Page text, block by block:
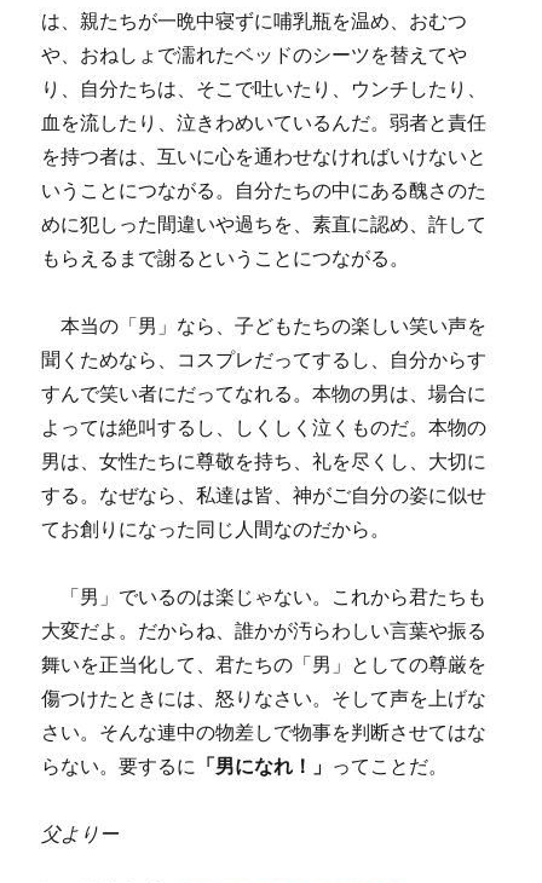
は、親たちが一晩中寝ずに哺乳瓶を温め、おむつ
や、おねしょで濡れたベッドのシーツを替えてや
り、自分たちは、そこで吐いたり、ウンチしたり、
血を流したり、泣きわめいているんだ。弱者と責任
を持つ者は、互いに心を通わせなければいけないと
いうことにつながる。自分たちの中にある醜さのた
めに犯しった間違いや過ちを、素直に認め、許して
もらえるまで謝るということにつながる。
本当の「男」なら、子どもたちの楽しい笑い声を
聞くためなら、コスプレだってするし、自分からす
すんで笑い者にだってなれる。本物の男は、場合に
よっては絶叫するし、しくしく泣くものだ。本物の
男は、女性たちに尊敬を持ち、礼を尽くし、大切に
する。なぜなら、私達は皆、神がご自分の姿に似せ
てお創りになった同じ人間なのだから。
「男」でいるのは楽じゃない。これから君たちも
大変だよ。だからね、誰かが汚らわしい言葉や振る
舞いを正当化して、君たちの「男」としての尊厳を
傷つけたときには、怒りなさい。そして声を上げな
さい。そんな連中の物差しで物事を判断させてはな
らない。要するに 「男になれ！」 ってことだ。
父よりー